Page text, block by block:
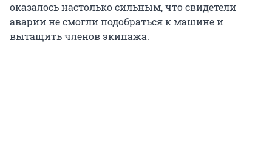
оказалось настолько сильным, что свидетели
аварии не смогли подобраться к машине и
вытащить членов экипажа.